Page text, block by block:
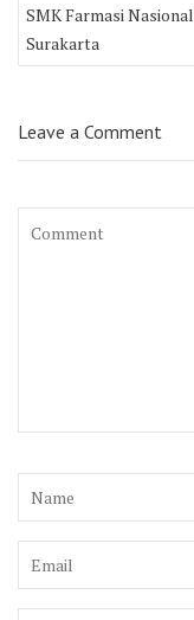
SMK Farmasi Nasional
Surakarta
Leave a Comment